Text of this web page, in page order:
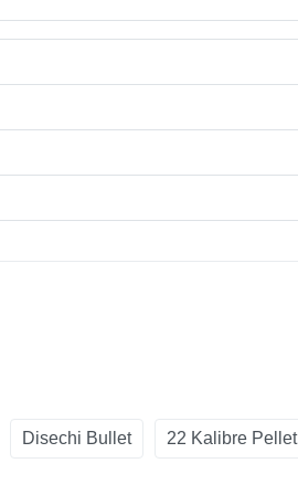
Disechi Bullet 22 Kalibre Pellet